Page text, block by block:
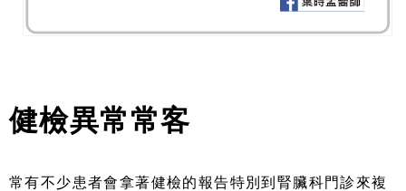
健檢異常常客
常有不少患者會拿著健檢的報告特別到腎臟科門診來複